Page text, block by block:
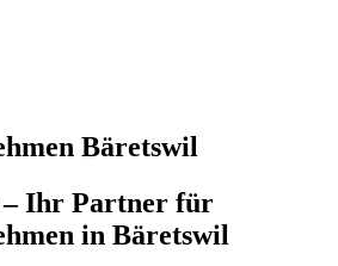
Bäretswil
– Ihr Partner für
in Bäretswil